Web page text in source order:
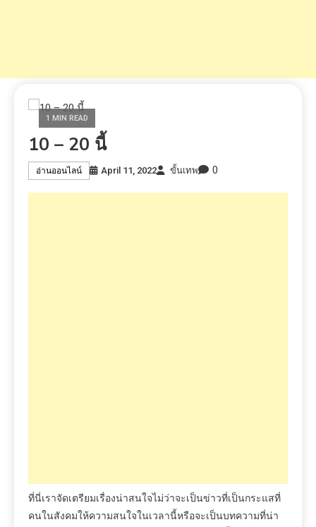
1 MIN READ
10 – 20 นี้
อ่านออนไลน์ April 11, 2022 ขั้นเทพ 0
ที่นี่เราจัดเตรียมเรื่องน่าสนใจไม่ว่าจะเป็นข่าวที่เป็นกระแสที่
คนในสังคมให้ความสนใจในเวลานี้หรือจะเป็นบทความที่น่า